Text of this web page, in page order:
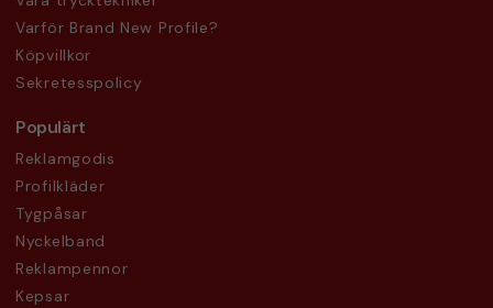
Varför Brand New Profile?
Köpvillkor
Sekretesspolicy
Populärt
Reklamgodis
Profilkläder
Tygpåsar
Nyckelband
Reklampennor
Kepsar